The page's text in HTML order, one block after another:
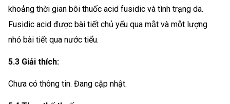
khoảng thời gian bôi thuốc acid fusidic và tình trạng da.
Fusidic acid được bài tiết chủ yếu qua mật và một lượng
nhỏ bài tiết qua nước tiểu.
5.3 Giải thích:
Chưa có thông tin. Đang cập nhật.